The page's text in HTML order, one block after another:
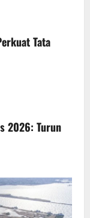
Tata
2026: Turun